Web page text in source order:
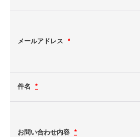
メールアドレス *
件名 *
お問い合わせ内容 *